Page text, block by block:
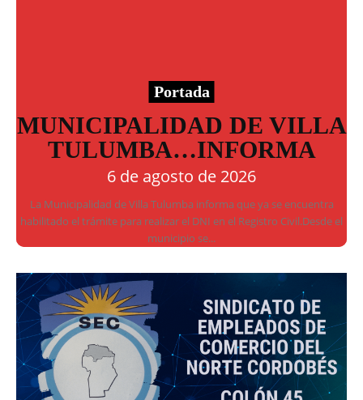
Portada
MUNICIPALIDAD DE VILLA
TULUMBA…INFORMA
6 de agosto de 2026
La Municipalidad de Villa Tulumba informa que ya se encuentra
habilitado el trámite para realizar el DNI en el Registro Civil.Desde el
municipio se...